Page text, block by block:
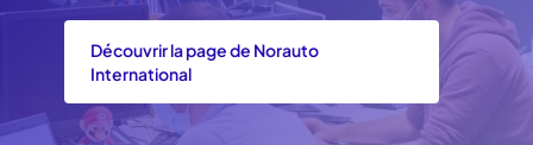
Découvrir la page de Norauto
International